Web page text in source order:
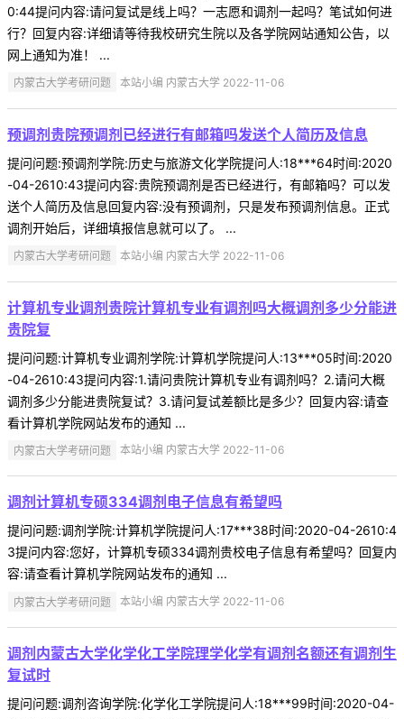
0:44提问内容:请问复试是线上吗？一志愿和调剂一起吗？笔试如何进
行？回复内容:详细请等待我校研究生院以及各学院网站通知公告，以
网上通知为准！ ...
内蒙古大学考研问题 本站小编 内蒙古大学 2022-11-06
预调剂贵院预调剂已经进行有邮箱吗发送个人简历及信息
提问问题:预调剂学院:历史与旅游文化学院提问人:18***64时间:2020
-04-2610:43提问内容:贵院预调剂是否已经进行，有邮箱吗？可以发
送个人简历及信息回复内容:没有预调剂，只是发布预调剂信息。正式
调剂开始后，详细填报信息就可以了。 ...
内蒙古大学考研问题 本站小编 内蒙古大学 2022-11-06
计算机专业调剂贵院计算机专业有调剂吗大概调剂多少分能进
贵院复
提问问题:计算机专业调剂学院:计算机学院提问人:13***05时间:2020
-04-2610:43提问内容:1.请问贵院计算机专业有调剂吗？2.请问大概
调剂多少分能进贵院复试？3.请问复试差额比是多少？回复内容:请查
看计算机学院网站发布的通知 ...
内蒙古大学考研问题 本站小编 内蒙古大学 2022-11-06
调剂计算机专硕334调剂电子信息有希望吗
提问问题:调剂学院:计算机学院提问人:17***38时间:2020-04-2610:4
3提问内容:您好，计算机专硕334调剂贵校电子信息有希望吗？回复内
容:请查看计算机学院网站发布的通知 ...
内蒙古大学考研问题 本站小编 内蒙古大学 2022-11-06
调剂内蒙古大学化学化工学院理学化学有调剂名额还有调剂生
复试时
提问问题:调剂咨询学院:化学化工学院提问人:18***99时间:2020-04-